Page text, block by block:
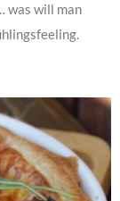
was will man